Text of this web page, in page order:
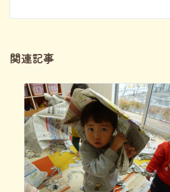
シ
関連記事